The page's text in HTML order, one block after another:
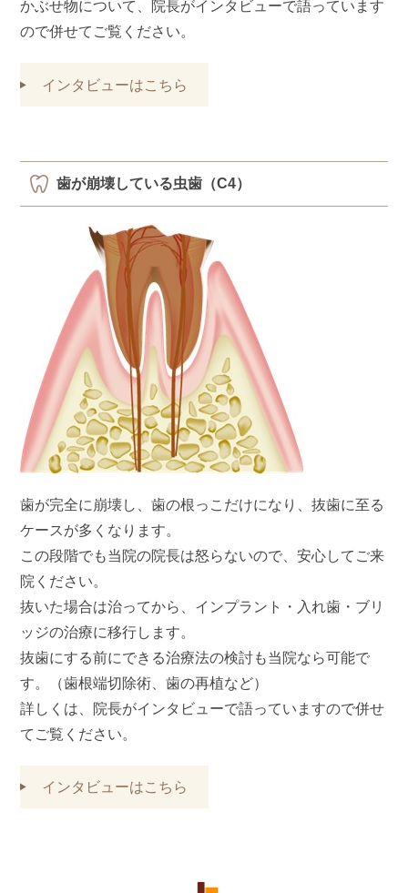
かぶせ物について、院長がインタビューで語っています
ので併せてご覧ください。
インタビューはこちら
歯が崩壊している虫歯（C4）
歯が完全に崩壊し、歯の根っこだけになり、抜歯に至る
ケースが多くなります。
この段階でも当院の院長は怒らないので、安心してご来
院ください。
抜いた場合は治ってから、インプラント・入れ歯・ブリ
ッジの治療に移行します。
抜歯にする前にできる治療法の検討も当院なら可能で
す。（歯根端切除術、歯の再植など）
詳しくは、院長がインタビューで語っていますので併せ
てご覧ください。
インタビューはこちら